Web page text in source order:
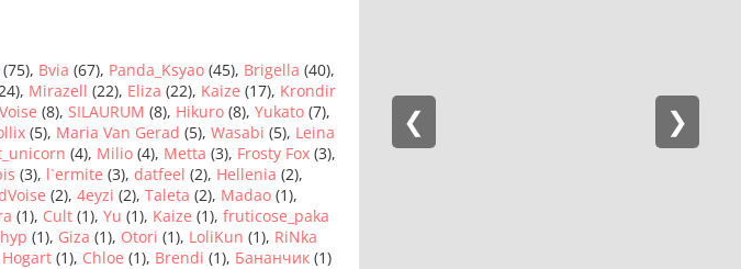
(75), Bvia (67), Panda_Ksyao (45), Brigella (40),
Mirazell (22), Eliza (22), Kaize (17), Krondir
(8), SILAURUM (8), Hikuro (8), Yukato (7),
(5), Maria Van Gerad (5), Wasabi (5), Leina
(4), Milio (4), Metta (3), Frosty Fox (3),
(3), l`ermite (3), datfeel (2), Hellenia (2),
(2), 4eyzi (2), Taleta (2), Madao (1),
(1), Cult (1), Yu (1), Kaize (1), fruticose_paka
(1), Giza (1), Otori (1), LoliKun (1), RiNka
Hogart (1), Chloe (1), Brendi (1), Бананчик (1)